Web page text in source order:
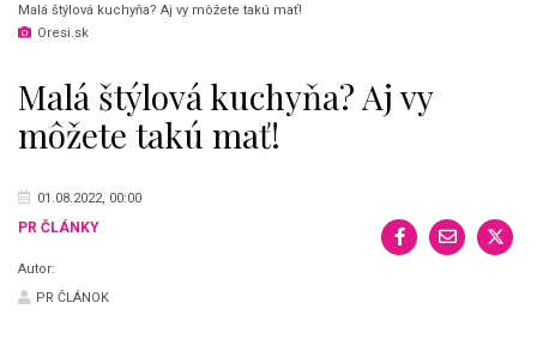
Malá štýlová kuchyňa? Aj vy môžete takú mať!
Oresi.sk
Malá štýlová kuchyňa? Aj vy
môžete takú mať!
01.08.2022, 00:00
PR ČLÁNKY
Autor:
PR ČLÁNOK